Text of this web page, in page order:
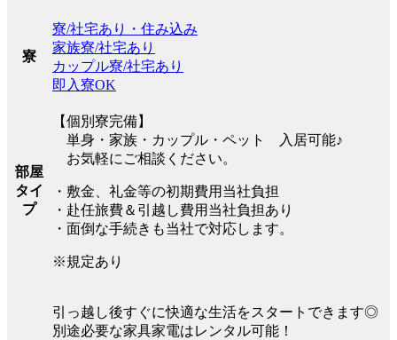
寮
寮/社宅あり・住み込み
家族寮/社宅あり
カップル寮/社宅あり
即入寮OK
部屋
タイ
プ
【個別寮完備】
単身・家族・カップル・ペット 入居可能♪
お気軽にご相談ください。
・敷金、礼金等の初期費用当社負担
・赴任旅費＆引越し費用当社負担あり
・面倒な手続きも当社で対応します。
※規定あり
引っ越し後すぐに快適な生活をスタートできます◎
別途必要な家具家電はレンタル可能！